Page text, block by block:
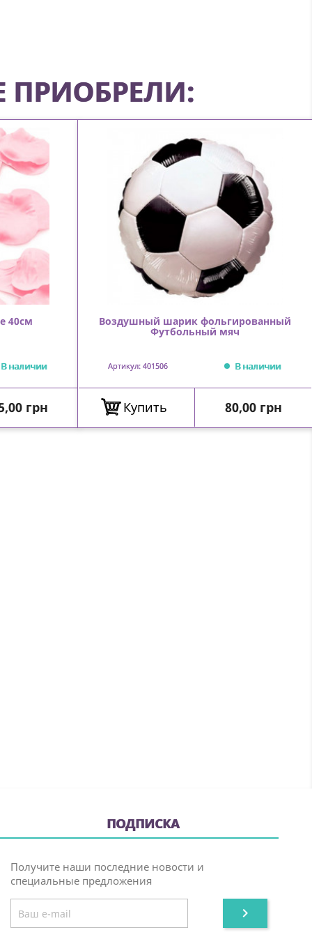
ПРИОБРЕЛИ:
40см
В наличии
грн
Воздушный шарик фольгированный
Футбольный мяч
Артикул: 401506 В наличии
Купить Цена
80,00 грн
ПОДПИСКА
Получите наши последние новости и
специальные предложения
